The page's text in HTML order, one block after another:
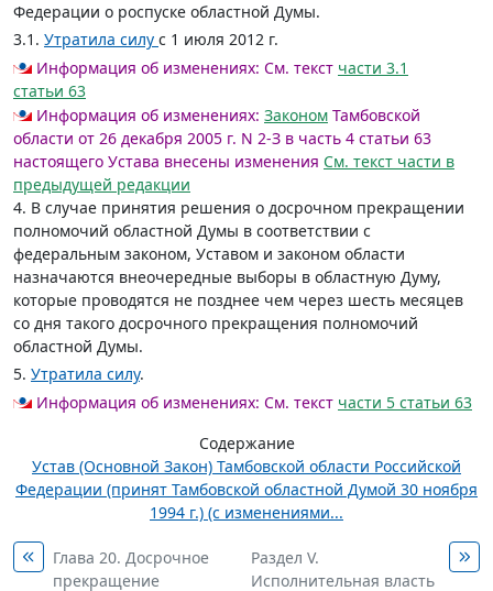
Федерации о роспуске областной Думы.
3.1. Утратила силу с 1 июля 2012 г.
Информация об изменениях: См. текст части 3.1
статьи 63
Информация об изменениях: Законом Тамбовской
области от 26 декабря 2005 г. N 2-З в часть 4 статьи 63
настоящего Устава внесены изменения См. текст части в
предыдущей редакции
4. В случае принятия решения о досрочном прекращении
полномочий областной Думы в соответствии с
федеральным законом, Уставом и законом области
назначаются внеочередные выборы в областную Думу,
которые проводятся не позднее чем через шесть месяцев
со дня такого досрочного прекращения полномочий
областной Думы.
5. Утратила силу.
Информация об изменениях: См. текст части 5 статьи 63
Содержание
Устав (Основной Закон) Тамбовской области Российской
Федерации (принят Тамбовской областной Думой 30 ноября
1994 г.) (с изменениями...
Глава 20. Досрочное
прекращение
Раздел V.
Исполнительная власть